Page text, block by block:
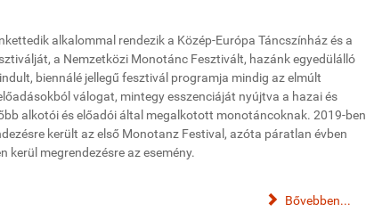
alkalommal rendezik a Közép-Európa Táncszínház és a
a Nemzetközi Monotánc Fesztivált, hazánk egyedülálló
biennálé jellegű fesztivál programja mindig az elmúlt
válogat, mintegy esszenciáját nyújtva a hazai és
alkotói és előadói által megalkotott monotáncoknak. 2019-ben
került az első Monotanz Festival, azóta páratlan évben
kerül megrendezésre az esemény.
Bővebben...